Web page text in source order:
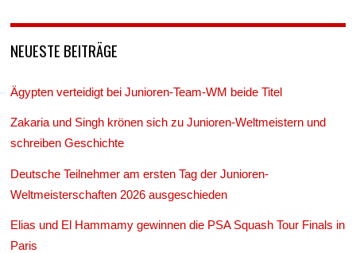
NEUESTE BEITRÄGE
Ägypten verteidigt bei Junioren-Team-WM beide Titel
Zakaria und Singh krönen sich zu Junioren-Weltmeistern und
schreiben Geschichte
Deutsche Teilnehmer am ersten Tag der Junioren-
Weltmeisterschaften 2026 ausgeschieden
Elias und El Hammamy gewinnen die PSA Squash Tour Finals in
Paris